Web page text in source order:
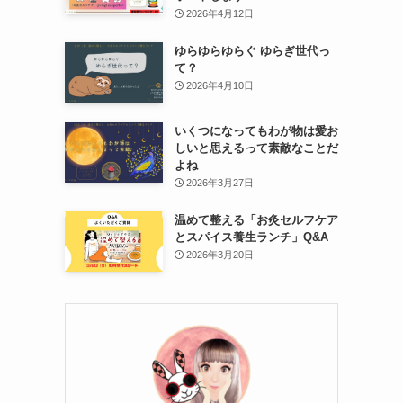
2026年4月12日
ゆらゆらゆらぐ ゆらぎ世代っ
て？
2026年4月10日
いくつになってもわが物は愛お
しいと思えるって素敵なことだ
よね
2026年3月27日
温めて整える「お灸セルフケア
とスパイス養生ランチ」Q&A
2026年3月20日